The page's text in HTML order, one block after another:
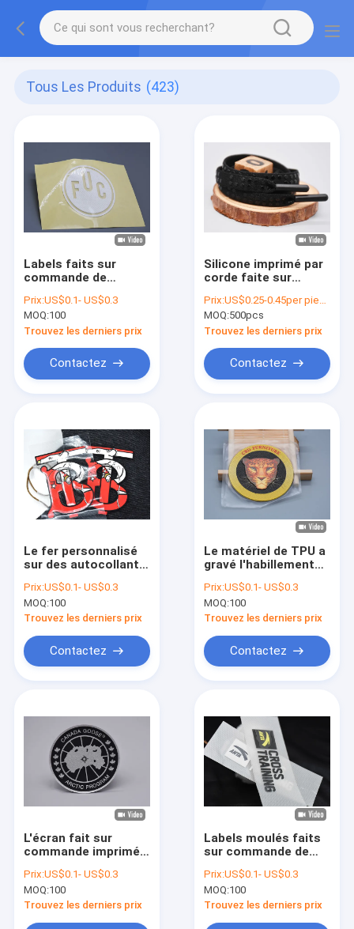
Tous Les Produits (423)
Labels faits sur
commande de
de silicone
d'habillement avec le
logo coupé blanc
Prix:US$0.1- US$0.3
MOQ:100
Trouvez les derniers prix
Contactez
Silicone imprimé par
corde faite sur
Dots For Garments
de cordon de
polyester
Prix:US$0.25-0.45per piece
MOQ:500pcs
Trouvez les derniers prix
Contactez
Le fer personnalisé
sur des autocollants
d'habillement de
transfert
Prix:US$0.1- US$0.3
MOQ:100
Trouvez les derniers prix
Contactez
Le matériel de TPU a
gravé l'habillement
Heat Transfer Label
For
Prix:US$0.1- US$0.3
MOQ:100
Trouvez les derniers prix
Contactez
L'écran fait sur
commande imprimé
transfert pour le
vêtement
Prix:US$0.1- US$0.3
MOQ:100
Trouvez les derniers prix
Labels moulés faits
sur commande de
de logo de tpu de
tension pour
l'habillement
Prix:US$0.1- US$0.3
MOQ:100
Trouvez les derniers prix